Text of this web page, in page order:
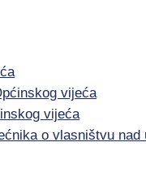
vijeća
vijeća
o vlasništvu nad